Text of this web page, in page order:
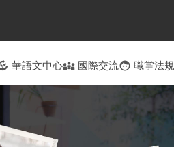
華語文中心diversity_3 國際交流face 職掌法規